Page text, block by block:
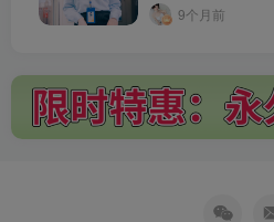
9个月前